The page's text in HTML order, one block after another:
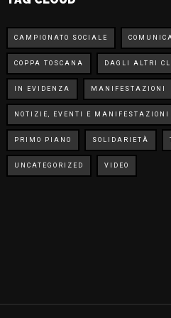
CAMPIONATO SOCIALE
COPPA TOSCANA DAGLI ALTRI
IN EVIDENZA MANIFESTAZIONI
NOTIZIE, EVENTI E MANIFESTAZIONI
PRIMO PIANO SOLIDARIETÀ
UNCATEGORIZED VIDEO